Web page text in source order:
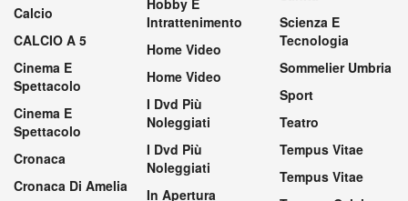
Calcio
CALCIO A 5
Cinema E
Spettacolo
Cinema E
Spettacolo
Cronaca
Cronaca Di Amelia
Intrattenimento
Home Video
Home Video
I Dvd Più
Noleggiati
I Dvd Più
Noleggiati
In Apertura
Scienza E
Tecnologia
Sommelier Umbria
Sport
Teatro
Tempus Vitae
Tempus Vitae